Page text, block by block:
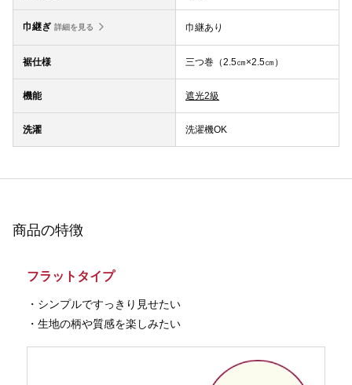
巾継ぎ 詳細を見る 巾継あり
裾仕様 三つ巻（2.5㎝×2.5㎝）
機能 遮光2級
洗濯 洗濯機OK
商品の特徴
フラットタイプ
・シンプルですっきり見せたい
・生地の柄や質感を楽しみたい